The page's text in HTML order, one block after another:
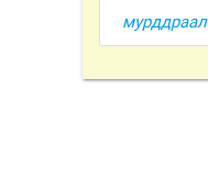
мурддраал